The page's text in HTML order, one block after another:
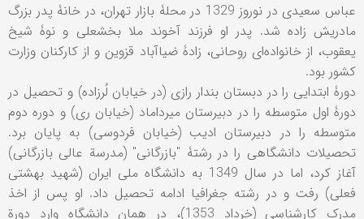
عباس سعیدی در نوروز 1329 در محلۀ بازار تهران، در خانۀ پدر بزرگ
مادریش زاده شد. پدر او فرزند آخوند ملا بخشعلی و نوۀ شیخ
یعقوب، از خانواده‌ای روحانی، زادۀ ضیاآباد قزوین و از کارکنان وزارت
کشور بود.
دورۀ ابتدایی را در دبستان بندار رازی (در خیابان لُرزاده) و تحصیل در
دورۀ اول متوسطه را در دبیرستان میرداماد (خیابان ری) و دوره دوم
متوسطه را در دبیرستان ادیب (خیابان فردوسی) به ‌پایان برد.
تحصیلات دانشگاهی را در رشتۀ "بازرگانی" (مدرسة عالی بازرگانی)
آغاز کرد، اما در سال 1349 به دانشگاه ملی ایران (شهید بهشتی
فعلی) رفت و در رشته جغرافیا ادامه تحصیل داد. او پس از اخذ
مدرک کارشناسی (خرداد 1353)، در همان دانشگاه وارد دورة